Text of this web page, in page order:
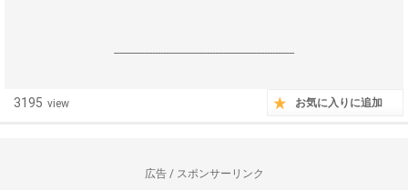
------------------------------------------------------------------
3195 view お気に入りに追加
広告 / スポンサーリンク